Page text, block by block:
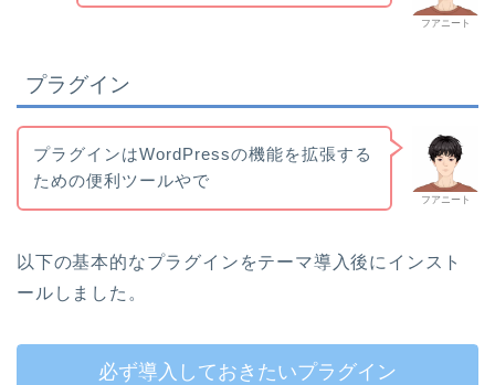
フアニート
プラグイン
フアニート
プラグインはWordPressの機能を拡張する
ための便利ツールやで
以下の基本的なプラグインをテーマ導入後にインスト
ールしました。
必ず導入しておきたいプラグイン